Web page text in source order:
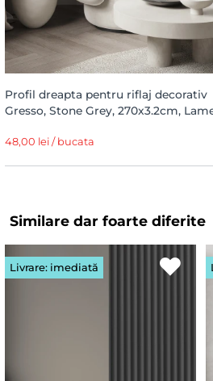
Profil dreapta pentru riflaj decorativ
Gresso, Stone Grey, 270x3.2cm,
48,00 lei / bucata
Similare dar foarte diferite
Livrare: imediată